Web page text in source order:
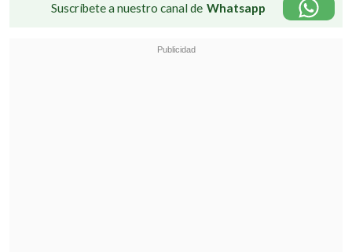
Suscríbete a nuestro canal de Whatsapp